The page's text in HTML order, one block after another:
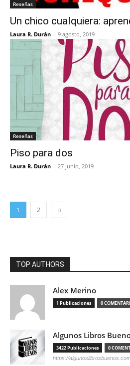
Reseñas
Un chico cualquiera:
Laura R. Durán - 9 agosto, 2019
Reseñas
Piso para dos
Laura R. Durán - 27 junio, 2019
1 2
TOP AUTHORS
Alex Merino
1 Publicaciones 0
Algunos Libros
3422 Publicaciones 0
https://